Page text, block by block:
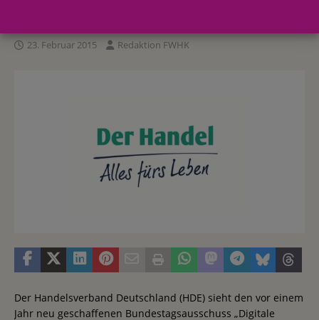
23. Februar 2015 Redaktion FWHK
Der Handelsverband Deutschland (HDE) sieht den vor einem
Jahr neu geschaffenen Bundestagsausschuss „Digitale